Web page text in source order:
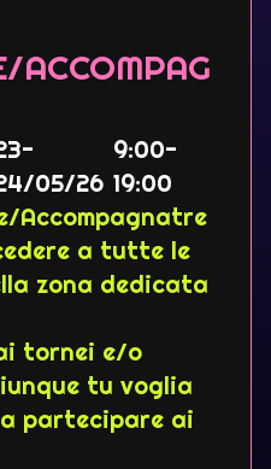
ACCOMPAG
05/26
9:00-
19:00
Accompagnatre
a tutte le
zona dedicata
tornei e/o
tu voglia
partecipare ai